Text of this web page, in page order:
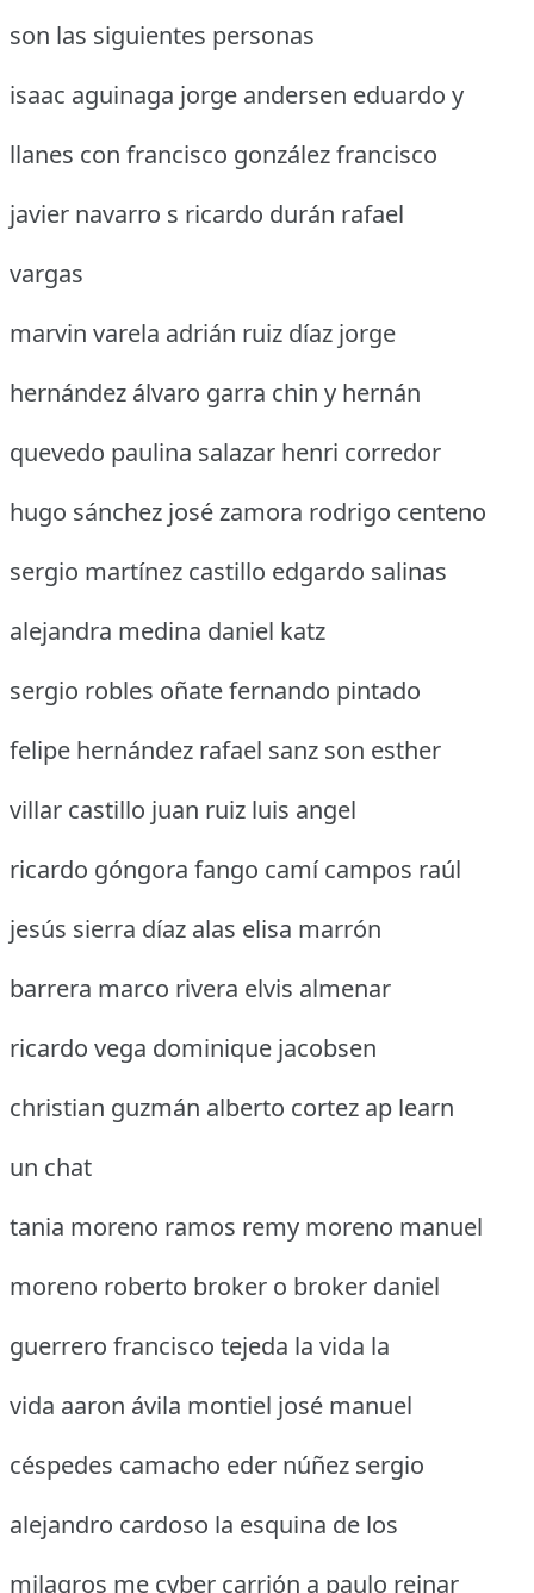
son las siguientes personas
isaac aguinaga jorge andersen eduardo y
llanes con francisco gonzález francisco
javier navarro s ricardo durán rafael
vargas
marvin varela adrián ruiz díaz jorge
hernández álvaro garra chin y hernán
quevedo paulina salazar henri corredor
hugo sánchez josé zamora rodrigo centeno
sergio martínez castillo edgardo salinas
alejandra medina daniel katz
sergio robles oñate fernando pintado
felipe hernández rafael sanz son esther
villar castillo juan ruiz luis angel
ricardo góngora fango camí campos raúl
jesús sierra díaz alas elisa marrón
barrera marco rivera elvis almenar
ricardo vega dominique jacobsen
christian guzmán alberto cortez ap learn
un chat
tania moreno ramos remy moreno manuel
moreno roberto broker o broker daniel
guerrero francisco tejeda la vida la
vida aaron ávila montiel josé manuel
céspedes camacho eder núñez sergio
alejandro cardoso la esquina de los
milagros me cyber carrión a paulo reinar